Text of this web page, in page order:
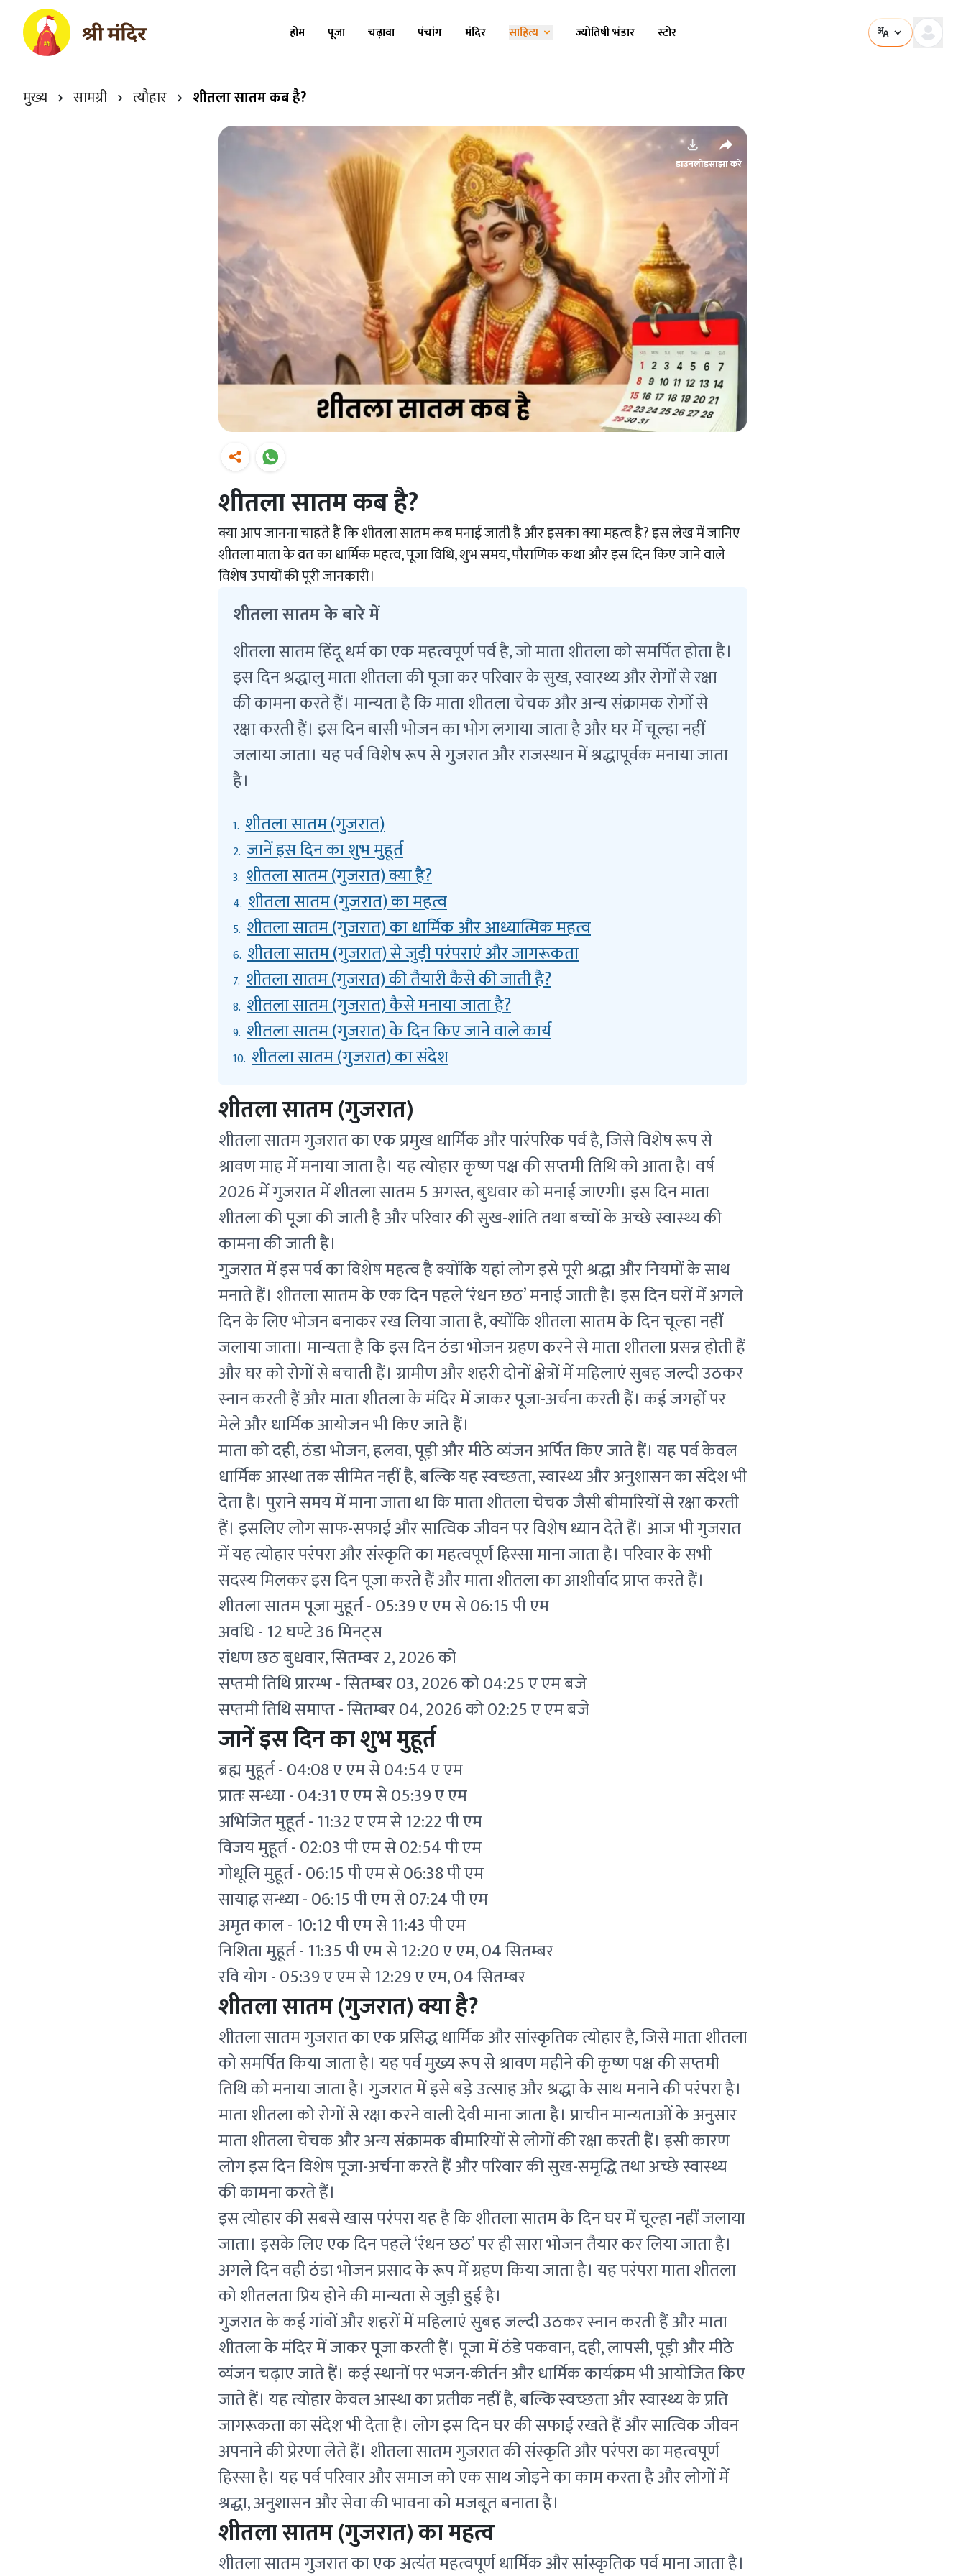
होम पूजा चढ़ावा पंचांग मंदिर साहित्य ज्योतिषी भंडार स्टोर
मुख्य सामग्री त्यौहार शीतला सातम कब है?
डाउनलोडसाझा करें
शीतला सातम कब है?
क्या आप जानना चाहते हैं कि शीतला सातम कब मनाई जाती है और इसका क्या महत्व है? इस लेख में जानिए
शीतला माता के व्रत का धार्मिक महत्व, पूजा विधि, शुभ समय, पौराणिक कथा और इस दिन किए जाने वाले
विशेष उपायों की पूरी जानकारी।
शीतला सातम के बारे में
शीतला सातम हिंदू धर्म का एक महत्वपूर्ण पर्व है, जो माता शीतला को समर्पित होता है।
इस दिन श्रद्धालु माता शीतला की पूजा कर परिवार के सुख, स्वास्थ्य और रोगों से रक्षा
की कामना करते हैं। मान्यता है कि माता शीतला चेचक और अन्य संक्रामक रोगों से
रक्षा करती हैं। इस दिन बासी भोजन का भोग लगाया जाता है और घर में चूल्हा नहीं
जलाया जाता। यह पर्व विशेष रूप से गुजरात और राजस्थान में श्रद्धापूर्वक मनाया जाता
है।
1. शीतला सातम (गुजरात)
2. जानें इस दिन का शुभ मुहूर्त
3. शीतला सातम (गुजरात) क्या है?
4. शीतला सातम (गुजरात) का महत्व
5. शीतला सातम (गुजरात) का धार्मिक और आध्यात्मिक महत्व
6. शीतला सातम (गुजरात) से जुड़ी परंपराएं और जागरूकता
7. शीतला सातम (गुजरात) की तैयारी कैसे की जाती है?
8. शीतला सातम (गुजरात) कैसे मनाया जाता है?
9. शीतला सातम (गुजरात) के दिन किए जाने वाले कार्य
10. शीतला सातम (गुजरात) का संदेश
शीतला सातम (गुजरात)
शीतला सातम गुजरात का एक प्रमुख धार्मिक और पारंपरिक पर्व है, जिसे विशेष रूप से
श्रावण माह में मनाया जाता है। यह त्योहार कृष्ण पक्ष की सप्तमी तिथि को आता है। वर्ष
2026 में गुजरात में शीतला सातम 5 अगस्त, बुधवार को मनाई जाएगी। इस दिन माता
शीतला की पूजा की जाती है और परिवार की सुख-शांति तथा बच्चों के अच्छे स्वास्थ्य की
कामना की जाती है।
गुजरात में इस पर्व का विशेष महत्व है क्योंकि यहां लोग इसे पूरी श्रद्धा और नियमों के साथ
मनाते हैं। शीतला सातम के एक दिन पहले ‘रंधन छठ’ मनाई जाती है। इस दिन घरों में अगले
दिन के लिए भोजन बनाकर रख लिया जाता है, क्योंकि शीतला सातम के दिन चूल्हा नहीं
जलाया जाता। मान्यता है कि इस दिन ठंडा भोजन ग्रहण करने से माता शीतला प्रसन्न होती हैं
और घर को रोगों से बचाती हैं। ग्रामीण और शहरी दोनों क्षेत्रों में महिलाएं सुबह जल्दी उठकर
स्नान करती हैं और माता शीतला के मंदिर में जाकर पूजा-अर्चना करती हैं। कई जगहों पर
मेले और धार्मिक आयोजन भी किए जाते हैं।
माता को दही, ठंडा भोजन, हलवा, पूड़ी और मीठे व्यंजन अर्पित किए जाते हैं। यह पर्व केवल
धार्मिक आस्था तक सीमित नहीं है, बल्कि यह स्वच्छता, स्वास्थ्य और अनुशासन का संदेश भी
देता है। पुराने समय में माना जाता था कि माता शीतला चेचक जैसी बीमारियों से रक्षा करती
हैं। इसलिए लोग साफ-सफाई और सात्विक जीवन पर विशेष ध्यान देते हैं। आज भी गुजरात
में यह त्योहार परंपरा और संस्कृति का महत्वपूर्ण हिस्सा माना जाता है। परिवार के सभी
सदस्य मिलकर इस दिन पूजा करते हैं और माता शीतला का आशीर्वाद प्राप्त करते हैं।
शीतला सातम पूजा मुहूर्त - 05:39 ए एम से 06:15 पी एम
अवधि - 12 घण्टे 36 मिनट्स
रांधण छठ बुधवार, सितम्बर 2, 2026 को
सप्तमी तिथि प्रारम्भ - सितम्बर 03, 2026 को 04:25 ए एम बजे
सप्तमी तिथि समाप्त - सितम्बर 04, 2026 को 02:25 ए एम बजे
जानें इस दिन का शुभ मुहूर्त
ब्रह्म मुहूर्त - 04:08 ए एम से 04:54 ए एम
प्रातः सन्ध्या - 04:31 ए एम से 05:39 ए एम
अभिजित मुहूर्त - 11:32 ए एम से 12:22 पी एम
विजय मुहूर्त - 02:03 पी एम से 02:54 पी एम
गोधूलि मुहूर्त - 06:15 पी एम से 06:38 पी एम
सायाह्न सन्ध्या - 06:15 पी एम से 07:24 पी एम
अमृत काल - 10:12 पी एम से 11:43 पी एम
निशिता मुहूर्त - 11:35 पी एम से 12:20 ए एम, 04 सितम्बर
रवि योग - 05:39 ए एम से 12:29 ए एम, 04 सितम्बर
शीतला सातम (गुजरात) क्या है?
शीतला सातम गुजरात का एक प्रसिद्ध धार्मिक और सांस्कृतिक त्योहार है, जिसे माता शीतला
को समर्पित किया जाता है। यह पर्व मुख्य रूप से श्रावण महीने की कृष्ण पक्ष की सप्तमी
तिथि को मनाया जाता है। गुजरात में इसे बड़े उत्साह और श्रद्धा के साथ मनाने की परंपरा है।
माता शीतला को रोगों से रक्षा करने वाली देवी माना जाता है। प्राचीन मान्यताओं के अनुसार
माता शीतला चेचक और अन्य संक्रामक बीमारियों से लोगों की रक्षा करती हैं। इसी कारण
लोग इस दिन विशेष पूजा-अर्चना करते हैं और परिवार की सुख-समृद्धि तथा अच्छे स्वास्थ्य
की कामना करते हैं।
इस त्योहार की सबसे खास परंपरा यह है कि शीतला सातम के दिन घर में चूल्हा नहीं जलाया
जाता। इसके लिए एक दिन पहले ‘रंधन छठ’ पर ही सारा भोजन तैयार कर लिया जाता है।
अगले दिन वही ठंडा भोजन प्रसाद के रूप में ग्रहण किया जाता है। यह परंपरा माता शीतला
को शीतलता प्रिय होने की मान्यता से जुड़ी हुई है।
गुजरात के कई गांवों और शहरों में महिलाएं सुबह जल्दी उठकर स्नान करती हैं और माता
शीतला के मंदिर में जाकर पूजा करती हैं। पूजा में ठंडे पकवान, दही, लापसी, पूड़ी और मीठे
व्यंजन चढ़ाए जाते हैं। कई स्थानों पर भजन-कीर्तन और धार्मिक कार्यक्रम भी आयोजित किए
जाते हैं। यह त्योहार केवल आस्था का प्रतीक नहीं है, बल्कि स्वच्छता और स्वास्थ्य के प्रति
जागरूकता का संदेश भी देता है। लोग इस दिन घर की सफाई रखते हैं और सात्विक जीवन
अपनाने की प्रेरणा लेते हैं। शीतला सातम गुजरात की संस्कृति और परंपरा का महत्वपूर्ण
हिस्सा है। यह पर्व परिवार और समाज को एक साथ जोड़ने का काम करता है और लोगों में
श्रद्धा, अनुशासन और सेवा की भावना को मजबूत बनाता है।
शीतला सातम (गुजरात) का महत्व
शीतला सातम गुजरात का एक अत्यंत महत्वपूर्ण धार्मिक और सांस्कृतिक पर्व माना जाता है।